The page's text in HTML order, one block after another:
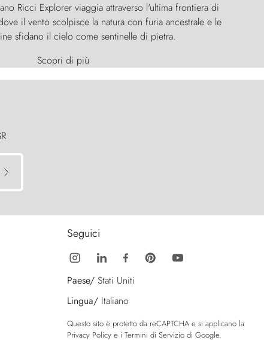
Ricci Explorer viaggia attraverso l'ultima frontiera di
il vento scolpisce la natura con furia ancestrale e le
sfidano il cielo come sentinelle di pietra.
Scopri di più
Seguici
Paese/ Stati Uniti
Lingua/ Italiano
Questo sito è protetto da reCAPTCHA e si applicano la
Privacy Policy e i Termini di Servizio di Google.